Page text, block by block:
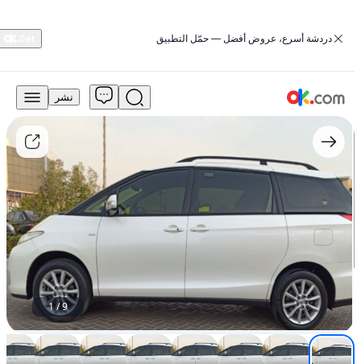
‏دردشة أسرع، عروض أفضل — حمّل التطبيق
مجاني
للبيع
تويوتا
بريفيا
2010
سعة
لتر
طراز
SE
تعمل
بالبنزين
أوتوماتيكية
دفع
أمامي
مستعمل
نشر
1/9